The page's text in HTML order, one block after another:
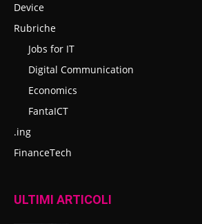
Device
Rubriche
Jobs for IT
Digital Communication
Economics
FantaICT
.ing
FinanceTech
ULTIMI ARTICOLI